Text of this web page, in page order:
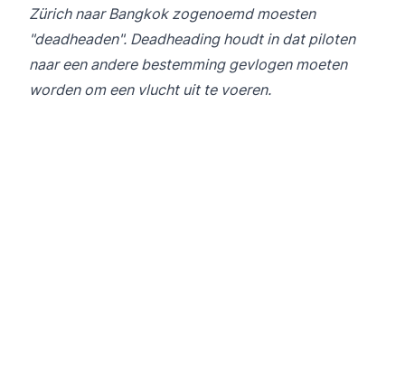
Zürich naar Bangkok zogenoemd moesten
"deadheaden". Deadheading houdt in dat piloten
naar een andere bestemming gevlogen moeten
worden om een vlucht uit te voeren.